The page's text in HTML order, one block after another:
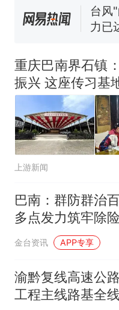
已叫
核查
台风
力已
人生
重庆巴南界石镇
振兴 这座传习基
上游新闻
巴南：群防群治
多点发力筑牢除
春防线
金台资讯 APP专享
渝黔复线高速公
工程主线路基全